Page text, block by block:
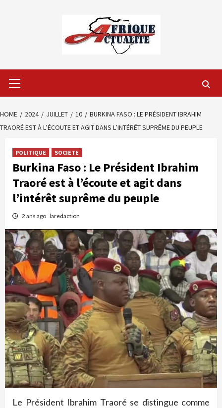
Menu
HOME 2024 JUILLET 10
BURKINA FASO : LE PRÉSIDENT IBRAHIM
TRAORÉ EST À L’ÉCOUTE ET AGIT DANS L’INTÉRÊT SUPRÊME DU PEUPLE
POLITIQUE SOCIETE
Burkina Faso : Le Président Ibrahim
Traoré est à l’écoute et agit dans
l’intérêt suprême du peuple
2 ans ago laredaction
Le Président Ibrahim Traoré se distingue comme